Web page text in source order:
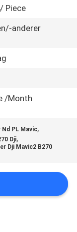
Piece
anderer
/Month
PL Mavic,
Dji,
Dji Mavic2 B270